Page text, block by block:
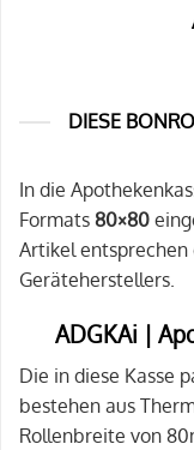
DIESE
In die
Formats 80×80
Artikel entsprechen
Geräteherstellers.
ADGKAi |
Die in diese Kasse
bestehen aus
Rollenbreite von